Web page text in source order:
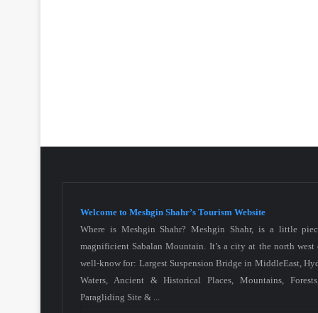
Welcome to Meshgin Shahr’s Tourism Website
Where is Meshgin Shahr? Meshgin Shahr, is a little
magnificient Sabalan Mountain. It’s a city at the north
well-know for: Largest Suspension Bridge in MiddleEast,
Waters, Ancient & Historical Places, Mountains,
Paragliding Site & ...